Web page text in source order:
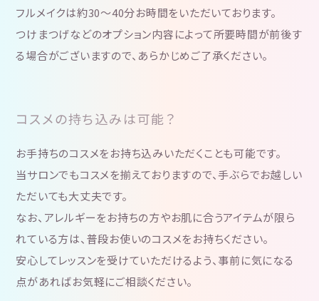
フルメイクは約30～40分お時間をいただいております。
つけまつげなどのオプション内容によって所要時間が前後す
る場合がございますので、あらかじめご了承ください。
コスメの持ち込みは可能？
お手持ちのコスメをお持ち込みいただくことも可能です。
当サロンでもコスメを揃えておりますので、手ぶらでお越しい
ただいても大丈夫です。
なお、アレルギーをお持ちの方やお肌に合うアイテムが限ら
れている方は、普段お使いのコスメをお持ちください。
安心してレッスンを受けていただけるよう、事前に気になる
点があればお気軽にご相談ください。